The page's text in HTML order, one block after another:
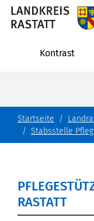
Kontrast
Startseite
Stabsstelle
RASTATT